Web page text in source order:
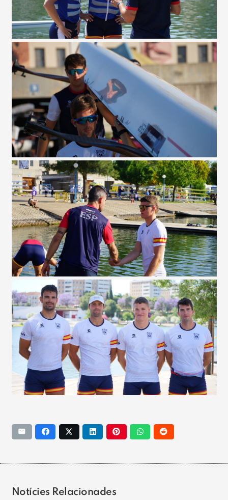
Notícies Relacionades